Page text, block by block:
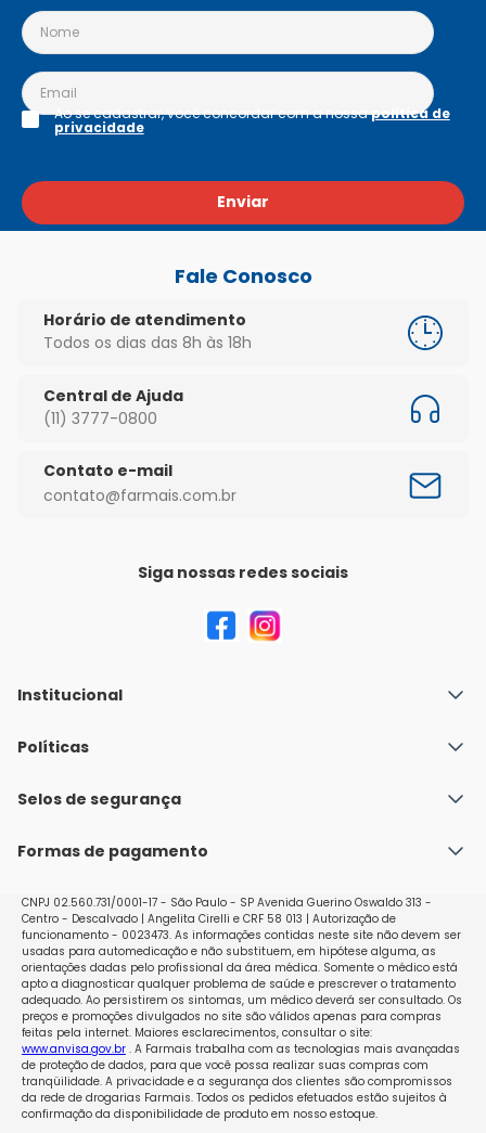
Enviar
Ao se cadastrar, você concordar com a nossapolítica de
privacidade
Fale Conosco
Horário de atendimento
Todos os dias das 8h às 18h
Central de Ajuda
(11) 3777-0800
Contato e-mail
contato@farmais.com.br
Siga nossas redes sociais
Institucional
Quem Somos
Nossas lojas
Políticas
Política de Envio
Políticas de Trocas e Devoluções
Selos de segurança
Formas de pagamento
CNPJ 02.560.731/0001-17 - São Paulo - SP Avenida Guerino Oswaldo 313 -
Centro - Descalvado | Angelita Cirelli e CRF 58 013 | Autorização de
funcionamento - 0023473. As informações contidas neste site não devem ser
usadas para automedicação e não substituem, em hipótese alguma, as
orientações dadas pelo profissional da área médica. Somente o médico está
apto a diagnosticar qualquer problema de saúde e prescrever o tratamento
adequado. Ao persistirem os sintomas, um médico deverá ser consultado. Os
preços e promoções divulgados no site são válidos apenas para compras
feitas pela internet. Maiores esclarecimentos, consultar o site:
www.anvisa.gov.br. A Farmais trabalha com as tecnologias mais avançadas
de proteção de dados, para que você possa realizar suas compras com
tranqüilidade. A privacidade e a segurança dos clientes são compromissos
da rede de drogarias Farmais. Todos os pedidos efetuados estão sujeitos à
confirmação da disponibilidade de produto em nosso estoque.